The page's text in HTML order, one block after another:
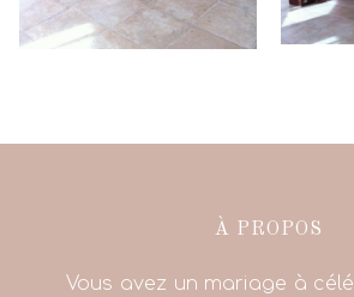
À PROPOS
Vous avez un mariage à